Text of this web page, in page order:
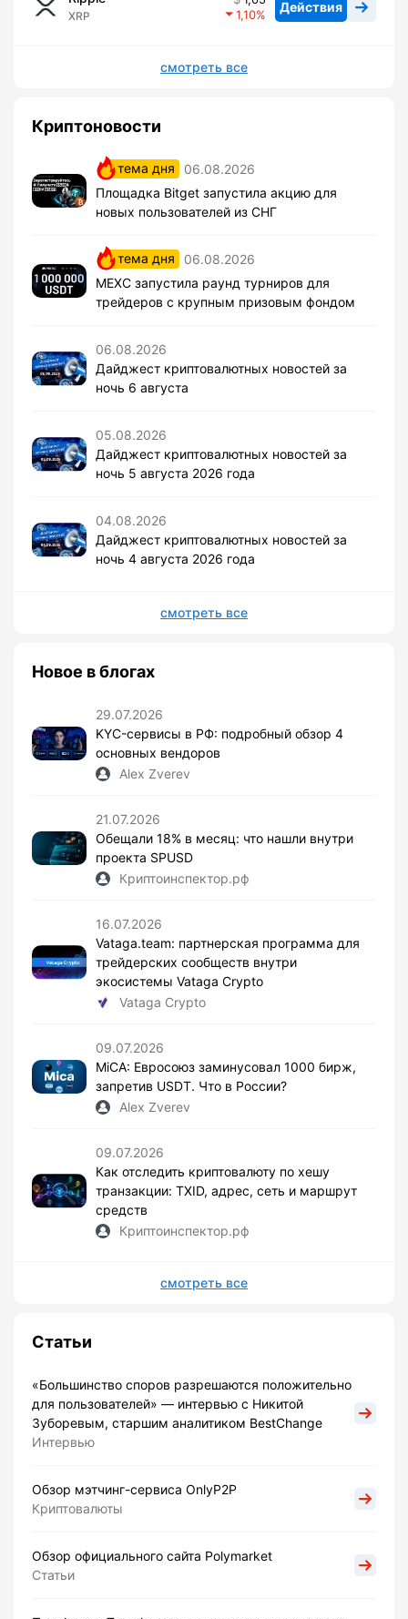
XRP
1,10
Действия
смотреть все
Криптоновости
тема дня
06.08.2026
Площадка Bitget запустила акцию для
новых пользователей из СНГ
тема дня
06.08.2026
MEXC запустила раунд турниров для
трейдеров с крупным призовым фондом
06.08.2026
Дайджест криптовалютных новостей за
ночь 6 августа
05.08.2026
Дайджест криптовалютных новостей за
ночь 5 августа 2026 года
04.08.2026
Дайджест криптовалютных новостей за
ночь 4 августа 2026 года
смотреть все
Новое в блогах
29.07.2026
KYC-сервисы в РФ: подробный обзор 4
основных вендоров
Alex Zverev
21.07.2026
Обещали 18% в месяц: что нашли внутри
проекта SPUSD
Криптоинспектор.рф
16.07.2026
Vataga.team: партнерская программа для
трейдерских сообществ внутри
экосистемы Vataga Crypto
Vataga Crypto
09.07.2026
MiCA: Евросоюз заминусовал 1000 бирж,
запретив USDT. Что в России?
Alex Zverev
09.07.2026
Как отследить криптовалюту по хешу
транзакции: TXID, адрес, сеть и маршрут
средств
Криптоинспектор.рф
смотреть все
Статьи
«Большинство споров разрешаются положительно
для пользователей» — интервью с Никитой
Зуборевым, старшим аналитиком BestChange
Интервью
Обзор мэтчинг-сервиса OnlyP2P
Криптовалюты
Обзор официального сайта Polymarket
Статьи